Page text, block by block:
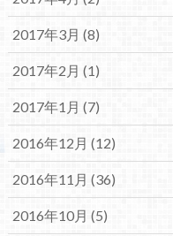
2017年3月 (8)
2017年2月 (1)
2017年1月 (7)
2016年12月 (12)
2016年11月 (36)
2016年10月 (5)